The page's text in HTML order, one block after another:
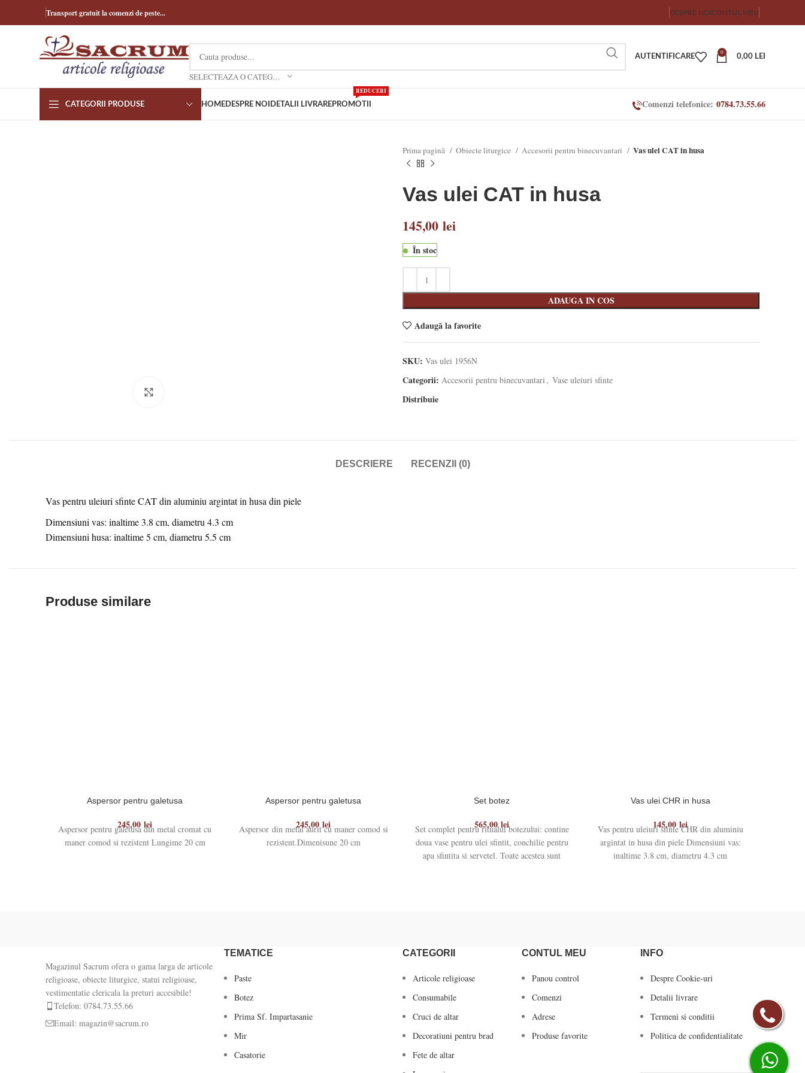
Transport gratuit la comenzi de peste... DESPRE NOICONTUL MEU
SELECTEAZA O CATEGORIE
AUTENTIFICARE
0
0,00 LEI
CATEGORII PRODUSE HOME DESPRE NOI DETALII LIVRAREPROMOTII
REDUCERI
Comenzi telefonice: 0784.73.55.66
Prima pagină Obiecte liturgice Accesorii pentru binecuvantari Vas ulei CAT in husa
Vas ulei CAT in husa
145,00 lei
În stoc
ADAUGA IN COS
Adaugă la favorite
SKU: Vas ulei 1956N
Categorii: Accesorii pentru binecuvantari , Vase uleiuri sfinte
Distribuie
DESCRIERE RECENZII (0)
Vas pentru uleiuri sfinte CAT din aluminiu argintat in husa din piele
Dimensiuni vas: inaltime 3.8 cm, diametru 4.3 cm
Dimensiuni husa: inaltime 5 cm, diametru 5.5 cm
Produse similare
Aspersor pentru galetusa
245,00 lei
Aspersor pentru galetusa din metal cromat cu
maner comod si rezistent Lungime 20 cm
Aspersor pentru galetusa
245,00lei
Aspersor din metal aurit cu maner comod si
rezistent.Dimenisune 20 cm
Set botez
565,00lei
Set complet pentru ritualul botezului: contine
doua vase pentru ulei sfintit, conchilie pentru
apa sfintita si servetel. Toate acestea sunt
Vas ulei CHR in husa
145,00 lei
Vas pentru uleiuri sfinte CHR din aluminiu
argintat in husa din piele Dimensiuni vas:
inaltime 3.8 cm, diametru 4.3 cm
Magazinul Sacrum ofera o gama larga de articole
religioase, obiecte liturgice, statui religioase,
vestimentatie clericala la preturi accesibile!
Telefon: 0784.73.55.66
Email: magazin@sacrum.ro
TEMATICE
Paste
Botez
Prima Sf. Impartasanie
Mir
Casatorie
CATEGORII
Articole religioase
Consumabile
Cruci de altar
Decoratiuni pentru brad
Fete de altar
CONTUL MEU
Panou control
Comenzi
Adrese
Produse favorite
INFO
Despre Cookie-uri
Detalii livrare
Termeni si conditii
Politica de confidentialitate